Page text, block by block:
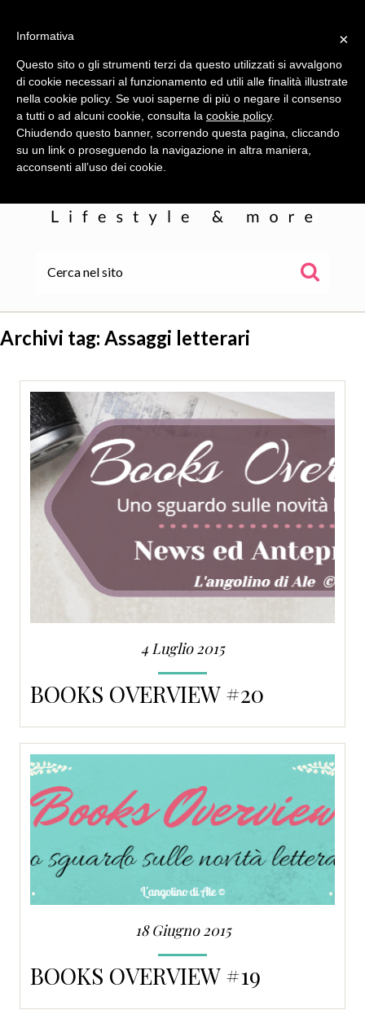
SERVIZI
COLLABORAZIONI
CONTATTI
Archivi tag: Assaggi letterari
4 Luglio 2015
BOOKS OVERVIEW #20
18 Giugno 2015
BOOKS OVERVIEW #19
×
Informativa
Questo sito o gli strumenti terzi da questo utilizzati si avvalgono
di cookie necessari al funzionamento ed utili alle finalità illustrate
nella cookie policy. Se vuoi saperne di più o negare il consenso
a tutti o ad alcuni cookie, consulta la cookie policy.
Chiudendo questo banner, scorrendo questa pagina, cliccando
su un link o proseguendo la navigazione in altra maniera,
acconsenti all’uso dei cookie.